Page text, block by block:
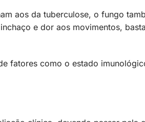
aos da tuberculose, o fungo
e dor aos movimentos,
fatores como o estado